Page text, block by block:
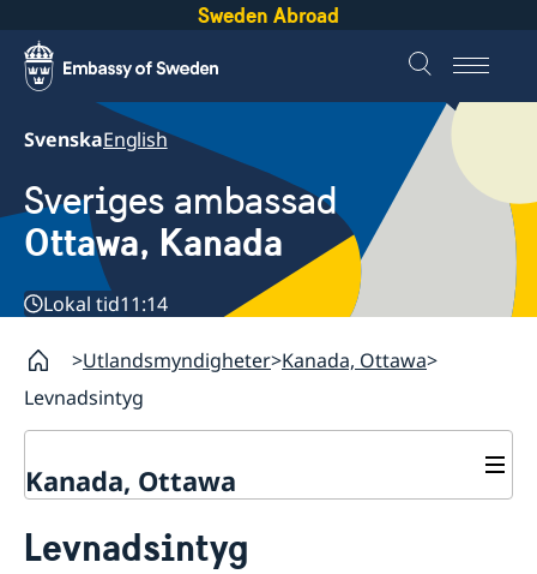
Sweden Abroad
SvenskaEnglish
Sveriges ambassad
Ottawa, Kanada
Lokal tid11:14
Utlandsmyndigheter Kanada, Ottawa
Levnadsintyg
Kanada, Ottawa
Om oss
Levnadsintyg